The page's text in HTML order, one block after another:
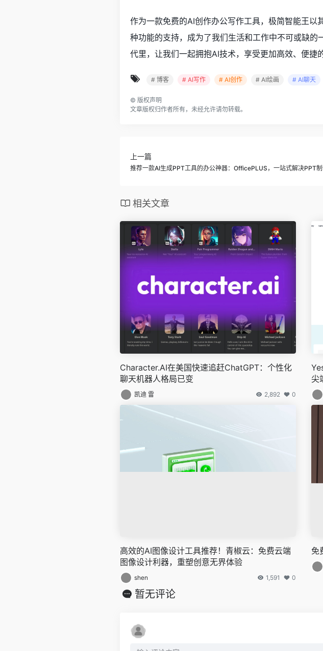
作为一款免费的AI创作办公写作工具，极简智能王
种功能的支持，成为了我们生活和工作中不可或缺
代里，让我们一起拥抱AI技术，享受更加高效、便捷
# 博客 # AI写作 # AI创作 # AI绘画 # AI聊天
© 版权声明
文章版权归作者所有，未经允许请勿转载。
上一篇
推荐一款AI生成PPT工具的办公神器：OfficePLUS，一站式解决PPT
相关文章
Character.AI在美国快速追赶ChatGPT：个性化
聊天机器人格局已变
凯迪 雷 2,892 0
尖
高效的AI图像设计工具推荐！青椒云：免费云端
图像设计利器，重塑创意无界体验
shen 1,591 0
免
暂无评论